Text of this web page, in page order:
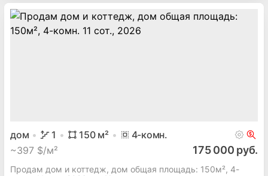
дом 1 150м² 4-комн.
~397 $/м² 175 000 руб.
Продам дом и коттедж, дом общая площадь: 150м², 4-